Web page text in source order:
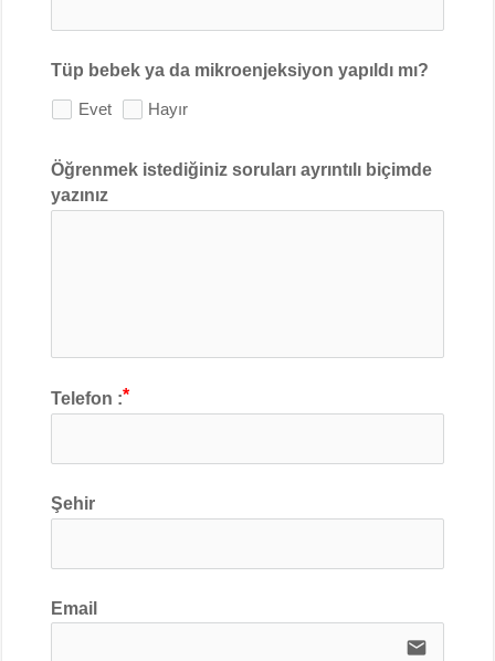
Tüp bebek ya da mikroenjeksiyon yapıldı mı?
Evet Hayır
Öğrenmek istediğiniz soruları ayrıntılı biçimde
yazınız
Telefon :
Şehir
Email
email